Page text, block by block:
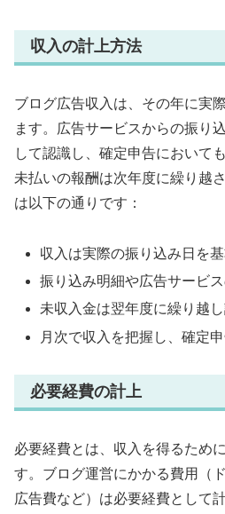
収入の計上方法
ブログ広告収入は、その年に実
ます。広告サービスからの振り
して認識し、確定申告において
未払いの報酬は次年度に繰り越
は以下の通りです：
収入は実際の振り込み日を
振り込み明細や広告サービ
未収入金は翌年度に繰り越
月次で収入を把握し、確定
必要経費の計上
必要経費とは、収入を得るため
す。ブログ運営にかかる費用（
広告費など）は必要経費として